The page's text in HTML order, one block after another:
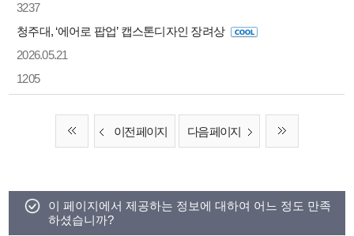
3237
청주대, ‘에어로 팝업’ 캡스톤디자인 장려상
2026.05.21
1205
이전 페이지 다음 페이지
이 페이지에서 제공하는 정보에 대하여 어느 정도 만족
하셨습니까?